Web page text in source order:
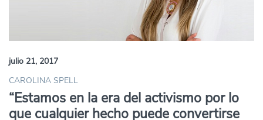
julio 21, 2017
CAROLINA SPELL
“Estamos en la era del activismo por lo
que cualquier hecho puede convertirse